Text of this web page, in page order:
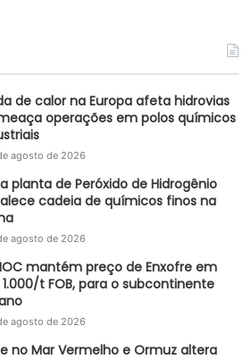
nos mesmos termos da Novonor.
que possui o direito de
A nova gestão da estatal tem se
relação à venda de ativos,
sobre a possibilidade de a
do sócio na Braskem.
ofertas pela sua participação
que detém dois terços do mercado
A Petrobras é co-controladora,
credor da companhia. Em uma
em ações, o banco poderia
de calor na Europa afeta hidrovias
operações em polos químicos
agosto de 2026
planta de Peróxido de Hidrogênio
cadeia de químicos finos na
agosto de 2026
mantém preço de Enxofre em
1.000/t FOB, para o subcontinente
agosto de 2026
no Mar Vermelho e Ormuz altera